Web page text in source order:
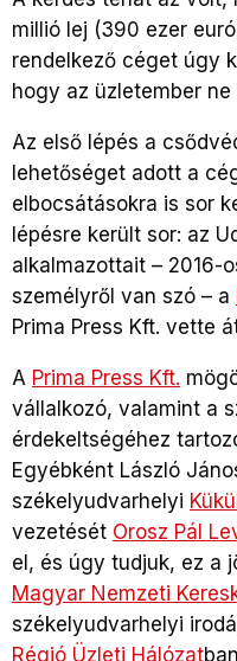
millió lej (390 ezer
rendelkező céget úgy
hogy az üzletember
Az első lépés a
lehetőséget adott a
elbocsátásokra is sor
lépésre került sor: az
alkalmazottait – 2016-
személyről van szó – a
Prima Press Kft. vette
A Prima Press Kft.
vállalkozó, valamint a
érdekeltségéhez
Egyébként László
székelyudvarhelyi
vezetését Orosz Pál
el, és úgy tudjuk, ez a
Magyar Nemzeti
székelyudvarhelyi
Régió Üzleti Hálózat